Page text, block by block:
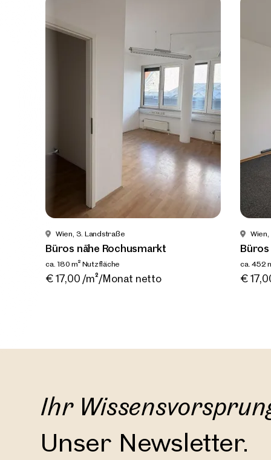
in
Wien,
Büros
ca. 180
Wien, 3. Landstraße
Büros nähe Rochusmarkt
ca. 180 m² Nutzfläche
Verfügbar Nach Vereinbarung
€ 17,00 /m²/Monat netto
ca. 452
€
Ihr
Unser Newsletter.